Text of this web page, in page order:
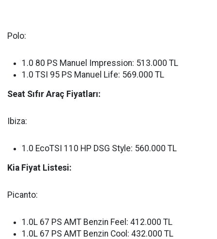
Polo:
1.0 80 PS Manuel Impression: 513.000 TL
1.0 TSI 95 PS Manuel Life: 569.000 TL
Seat Sıfır Araç Fiyatları:
Ibiza:
1.0 EcoTSI 110 HP DSG Style: 560.000 TL
Kia Fiyat Listesi:
Picanto:
1.0L 67 PS AMT Benzin Feel: 412.000 TL
1.0L 67 PS AMT Benzin Cool: 432.000 TL